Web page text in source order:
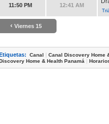
11:50 PM 12:41 AM
‹ Viernes 15
Canal | Canal Discovery Home
Home & Health Panamá |